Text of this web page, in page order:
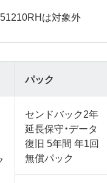
は対象外
パック
センドバック2年
延長保守・データ
復旧 5年間 年1回
無償パック